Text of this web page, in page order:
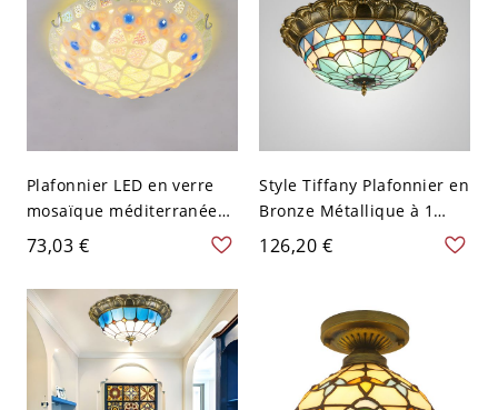
Plafonnier LED en verre
mosaïque méditerranéen
beige - 110 V-120 V 30,48
cm Blanc
73,03 €
Style Tiffany Plafonnier en
Bronze Métallique à 1
Lumière Luminaire
Encastré avec Abat-Jour
110 V-120 V 40,64 cm
126,20 €